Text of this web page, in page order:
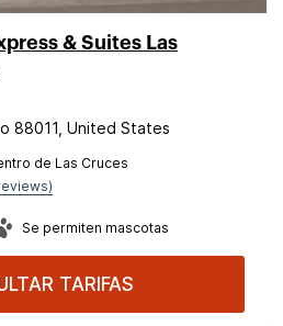
& Suites Las
88011, United States
de Las Cruces
Se permiten mascotas
TARIFAS